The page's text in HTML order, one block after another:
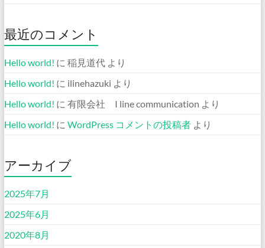
最近のコメント
Hello world! に 稲見道代より
Hello world! に ilinehazuki より
Hello world! に 有限会社 I line communication より
Hello world! に WordPress コメントの投稿者より
アーカイブ
2025年7月
2025年6月
2020年8月